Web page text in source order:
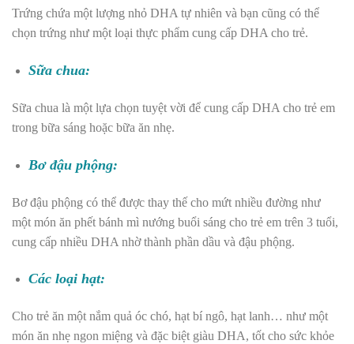
Trứng chứa một lượng nhỏ DHA tự nhiên và bạn cũng có thể
chọn trứng như một loại thực phẩm cung cấp DHA cho trẻ.
Sữa chua:
Sữa chua là một lựa chọn tuyệt vời để cung cấp DHA cho trẻ em
trong bữa sáng hoặc bữa ăn nhẹ.
Bơ đậu phộng:
Bơ đậu phộng có thể được thay thế cho mứt nhiều đường như
một món ăn phết bánh mì nướng buổi sáng cho trẻ em trên 3 tuổi,
cung cấp nhiều DHA nhờ thành phần dầu và đậu phộng.
Các loại hạt:
Cho trẻ ăn một nắm quả óc chó, hạt bí ngô, hạt lanh… như một
món ăn nhẹ ngon miệng và đặc biệt giàu DHA, tốt cho sức khỏe